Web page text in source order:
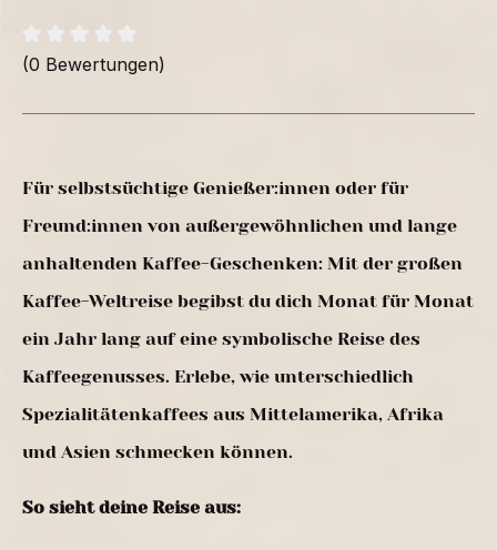
(0 Bewertungen)
Für selbstsüchtige Genießer:innen oder für
Freund:innen von außergewöhnlichen und lange
anhaltenden Kaffee-Geschenken: Mit der großen
Kaffee-Weltreise begibst du dich Monat für Monat
ein Jahr lang auf eine symbolische Reise des
Kaffeegenusses. Erlebe, wie unterschiedlich
Spezialitätenkaffees aus Mittelamerika, Afrika
und Asien schmecken können.
So sieht deine Reise aus: